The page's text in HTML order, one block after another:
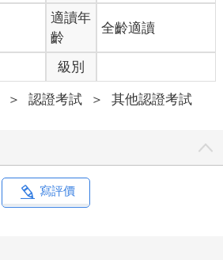
適讀年
齡
全齡適讀
級別
＞ 認證考試 ＞ 其他認證考試
寫評價